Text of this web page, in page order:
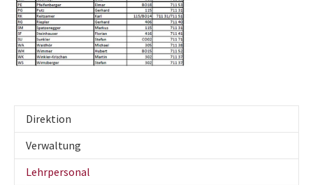
Direktion
Verwaltung
Lehrpersonal